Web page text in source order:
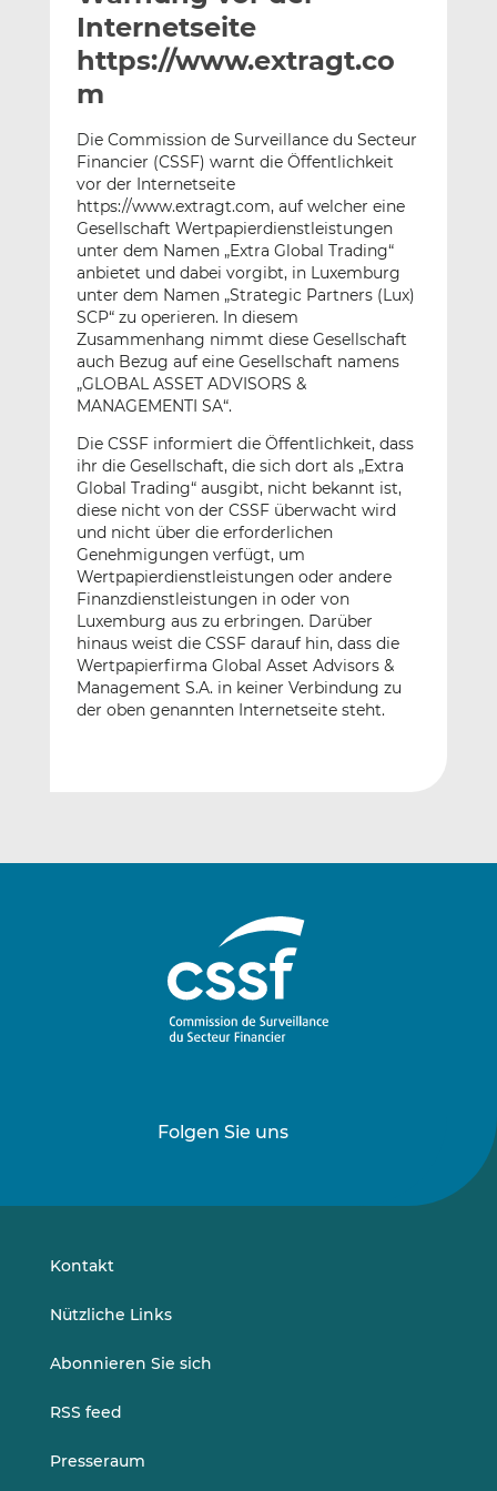
l
a
n
n
k
e
n
t
i
l
e
n
c
e
b
k
t
i
l
e
n
Internetseite
https://www.extragt.co
m
Die Commission de Surveillance du Secteur
Financier (CSSF) warnt die Öffentlichkeit
vor der Internetseite
https://www.extragt.com, auf welcher eine
Gesellschaft Wertpapierdienstleistungen
unter dem Namen „Extra Global Trading“
anbietet und dabei vorgibt, in Luxemburg
unter dem Namen „Strategic Partners (Lux)
SCP“ zu operieren. In diesem
Zusammenhang nimmt diese Gesellschaft
auch Bezug auf eine Gesellschaft namens
„GLOBAL ASSET ADVISORS &
MANAGEMENTI SA“.
Die CSSF informiert die Öffentlichkeit, dass
ihr die Gesellschaft, die sich dort als „Extra
Global Trading“ ausgibt, nicht bekannt ist,
diese nicht von der CSSF überwacht wird
und nicht über die erforderlichen
Genehmigungen verfügt, um
Wertpapierdienstleistungen oder andere
Finanzdienstleistungen in oder von
Luxemburg aus zu erbringen. Darüber
hinaus weist die CSSF darauf hin, dass die
Wertpapierfirma Global Asset Advisors &
Management S.A. in keiner Verbindung zu
der oben genannten Internetseite steht.
Folgen Sie uns
uns
uns
Kontakt
Nützliche Links
Abonnieren Sie sich
RSS feed
Presseraum